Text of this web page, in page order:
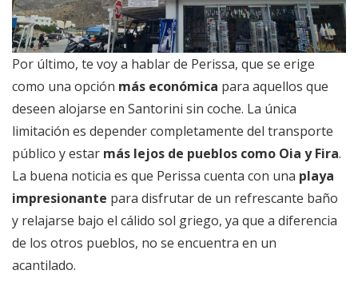
Por último, te voy a hablar de Perissa, que se erige
como una opción más económica para aquellos que
deseen alojarse en Santorini sin coche. La única
limitación es depender completamente del transporte
público y estar más lejos de pueblos como Oia y Fira.
La buena noticia es que Perissa cuenta con una playa
impresionante para disfrutar de un refrescante baño
y relajarse bajo el cálido sol griego, ya que a diferencia
de los otros pueblos, no se encuentra en un
acantilado.